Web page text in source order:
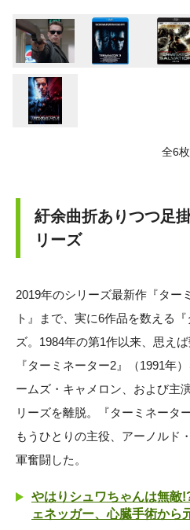
全6枚
紆余曲折ありつつ足
リーズ
2019年のシリーズ最新作『ター
ト』まで、実に6作品を数える
ズ。1984年の第1作以来、思え
『ターミネーター2』（1991年
ームズ・キャメロン、および主
リーズを離脱。『ターミネータ
もうひとりの主役、アーノルド
軍奮闘した。
やはりシュワちゃんは無敵
ェネッガー、心臓手術から